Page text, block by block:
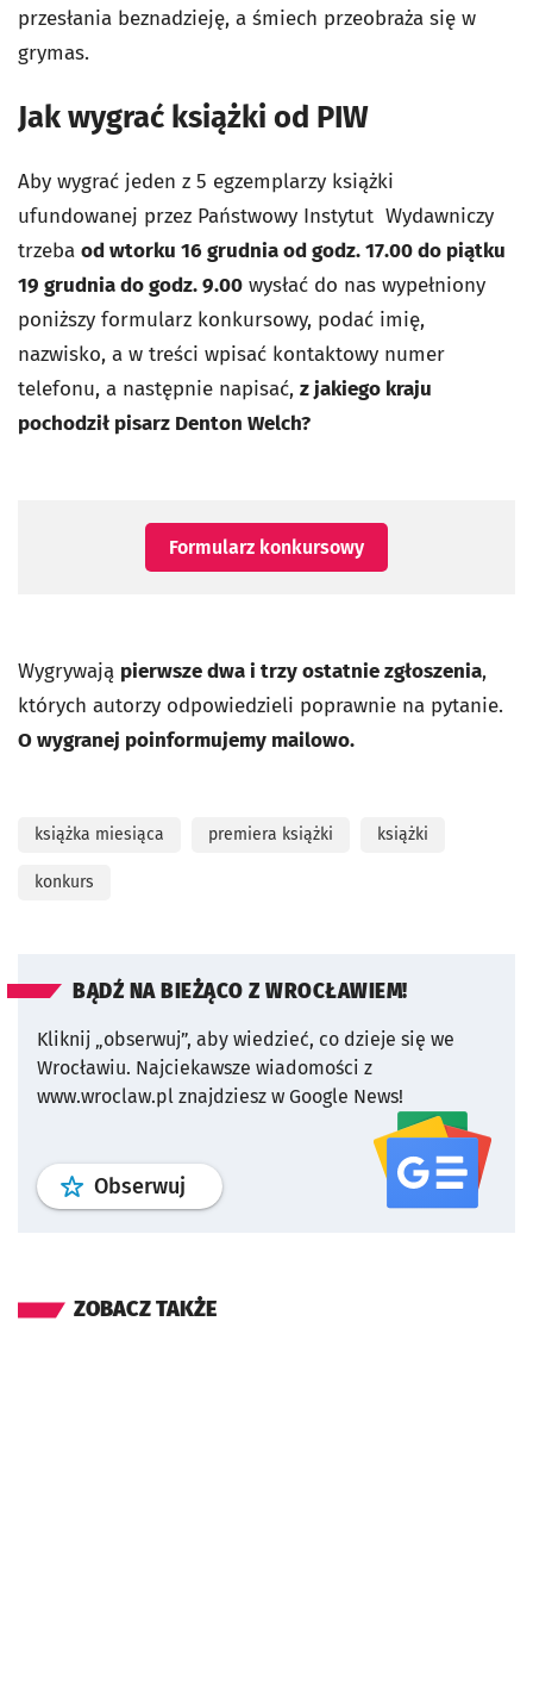
przesłania beznadzieję, a śmiech przeobraża się w
grymas.
Jak wygrać książki od PIW
Aby wygrać jeden z 5 egzemplarzy książki
ufundowanej przez Państwowy Instytut Wydawniczy
trzeba od wtorku 16 grudnia od godz. 17.00 do piątku
19 grudnia do godz. 9.00 wysłać do nas wypełniony
poniższy formularz konkursowy, podać imię,
nazwisko, a w treści wpisać kontaktowy numer
telefonu, a następnie napisać, z jakiego kraju
pochodził pisarz Denton Welch?
Formularz konkursowy
Wygrywają pierwsze dwa i trzy ostatnie zgłoszenia,
których autorzy odpowiedzieli poprawnie na pytanie.
O wygranej poinformujemy mailowo.
książka miesiąca premiera książki książki
konkurs
BĄDŹ NA BIEŻĄCO Z WROCŁAWIEM!
Kliknij „obserwuj”, aby wiedzieć, co dzieje się we
Wrocławiu. Najciekawsze wiadomości z
www.wroclaw.pl znajdziesz w Google News!
Obserwuj profil serwisu
ZOBACZ TAKŻE